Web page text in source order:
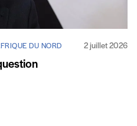
DU NORD 2 juillet 2026